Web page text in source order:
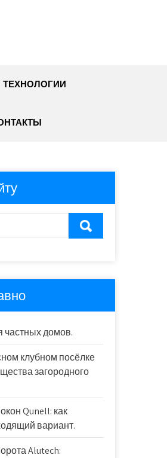
ТЕХНОЛОГИИ
частных домов.
клубном посёлке
загородного
Qunell: как
вариант.
Alutech: